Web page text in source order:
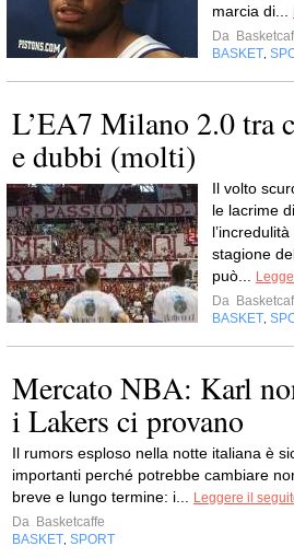
marcia di...
Da
BASKET
L’EA7 Milano 2.0 tra
e dubbi (molti)
Il volto
le lacrime
stagione
può...
Da
BASKET
Mercato NBA: Karl
i Lakers ci provano
Il rumors esploso nella notte italiana è
importanti perché potrebbe cambiare
breve e lungo termine: i...
Leggere il
Da Basketcaffe
BASKET SPORT